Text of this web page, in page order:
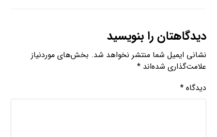
دیدگاهتان را بنویسید
نشانی ایمیل شما منتشر نخواهد شد. بخش‌های موردنیاز
علامت‌گذاری شده‌اند*
دیدگاه*